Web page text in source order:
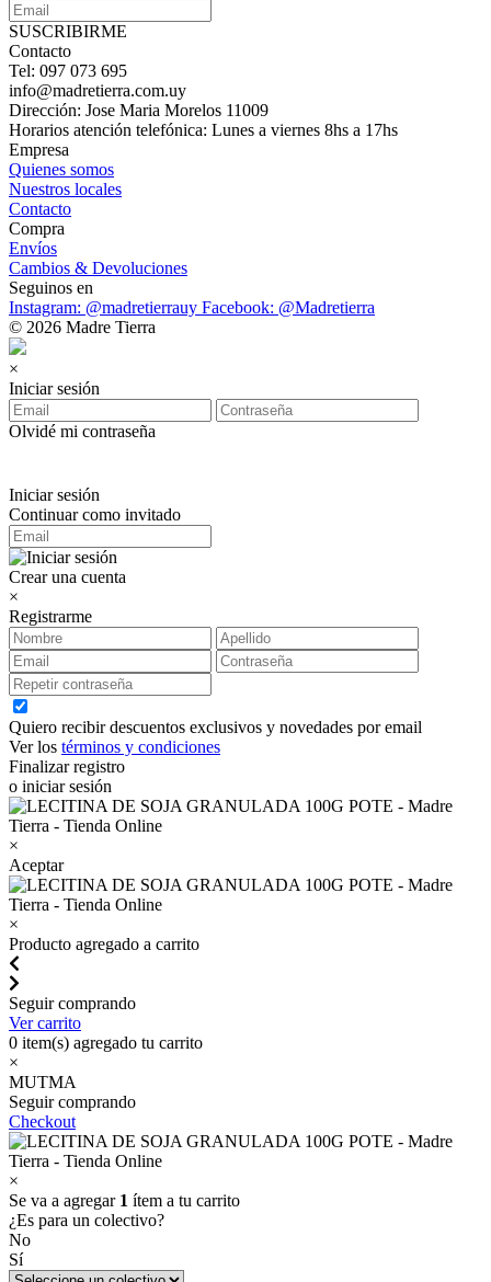
SUSCRIBIRME
Contacto
Tel: 097 073 695
info@madretierra.com.uy
Dirección: Jose Maria Morelos 11009
Horarios atención telefónica: Lunes a viernes 8hs a 17hs
Empresa
Quienes somos
Nuestros locales
Contacto
Compra
Envíos
Cambios & Devoluciones
Seguinos en
Instagram: @madretierrauy Facebook: @Madretierra
© 2026 Madre Tierra
×
Iniciar sesión
Olvidé mi contraseña
Iniciar sesión
Continuar como invitado
Crear una cuenta
×
Registrarme
Quiero recibir descuentos exclusivos y novedades por email
Ver los términos y condiciones
Finalizar registro
o iniciar sesión
×
Aceptar
×
Producto agregado a carrito
Seguir comprando
Ver carrito
0 item(s) agregado tu carrito
×
MUTMA
Seguir comprando
Checkout
×
Se va a agregar 1 ítem a tu carrito
¿Es para un colectivo?
No
Sí